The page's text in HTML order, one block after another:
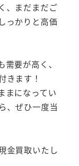
、まだまだご
っかりと高価
要が高く、
きます！
まになってい
、ぜひ一度当
金買取いたし